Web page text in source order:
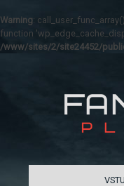
Warning:
function
/www/sites/2/site24452/